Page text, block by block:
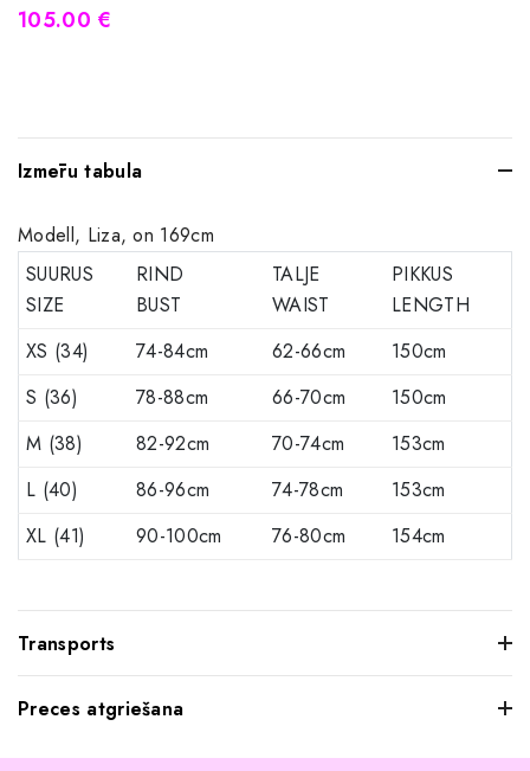
105.00 €
Izmēru tabula
Modell, Liza, on 169cm
SUURUS
SIZE
RIND
BUST
TALJE
WAIST
PIKKUS
LENGTH
XS (34)
74-84cm 62-66cm
150cm
S (36)
78-88cm 66-70cm
150cm
M (38)
82-92cm 70-74cm
153cm
L (40)
86-96cm 74-78cm
153cm
XL (41)
90-100cm 76-80cm 154cm
Transports
Preces atgriešana